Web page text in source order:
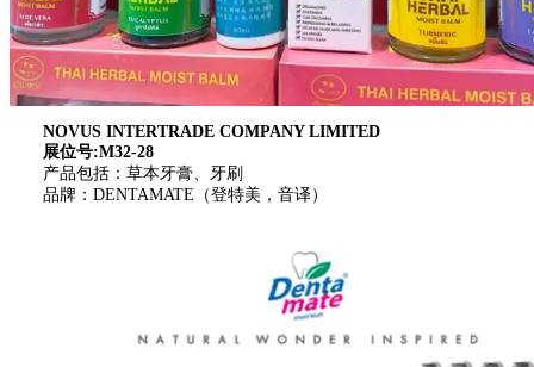
NOVUS INTERTRADE COMPANY LIMITED
展位号:M32-28
产品包括：草本牙膏、牙刷
品牌：DENTAMATE（登特美，音译）